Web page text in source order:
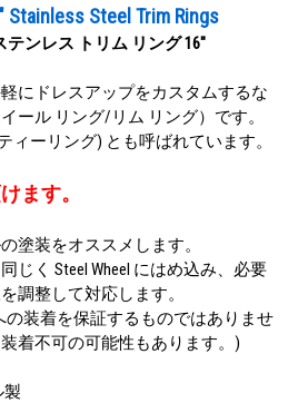
Stainless Steel Trim Rings
ンレス トリム リング 16"
にドレスアップをカスタムするな
ール リング/リム リング）です。
ィーリング) とも呼ばれています。
ます。
塗装をオススメします。
じく Steel Wheel にはめ込み、必要
調整して対応します。
装着を保証するものではありませ
着不可の可能性もあります。)
製